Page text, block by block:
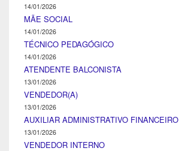
14/01/2026
MÃE SOCIAL
14/01/2026
TÉCNICO PEDAGÓGICO
14/01/2026
ATENDENTE BALCONISTA
13/01/2026
VENDEDOR(A)
13/01/2026
AUXILIAR ADMINISTRATIVO FINANCEIRO
13/01/2026
VENDEDOR INTERNO